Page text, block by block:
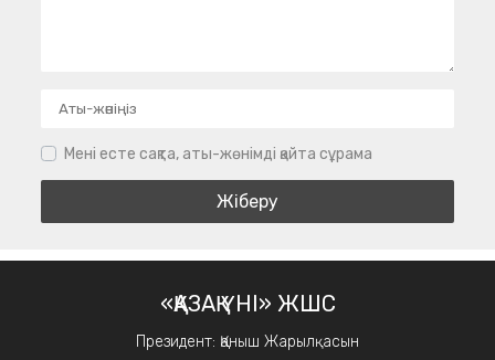
Мені есте сақта, аты-жөнімді қайта сұрама
«ҚАЗАҚ ҮНІ» ЖШС
Президент: Қаныш Жарылқасын